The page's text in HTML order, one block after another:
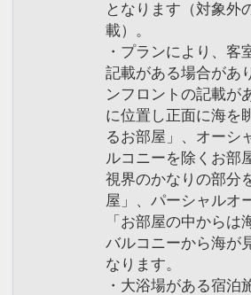
金」をご用意
お子様おひとり様につき
枚つづり)
たぬきのお金で縁日やア
楽しもう！
※アオアヲビーチランド
対応メニューおよび、テ
ンタサイクルにご利用い
※換金および釣銭は出ま
※CLUB SAVVY（クラブサ
用はできません。
となります（対象外
載）。
・プランにより、客
記載がある場合があ
ンフロントの記載が
に位置し正面に海を
るお部屋」、オーシ
ルコニーを除くお部
視界のかなりの部分
屋」、パーシャルオ
「お部屋の中からは
バルコニーから海が
なります。
・大浴場がある宿泊